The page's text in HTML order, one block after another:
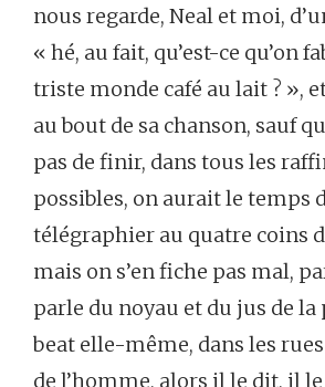
nous regarde, Neal et moi,
« hé, au fait, qu’est-ce qu’on
triste monde café au lait ? »,
au bout de sa chanson, sauf
pas de finir, dans tous les
possibles, on auraitle temps
télégraphier au quatre coins
mais on s’enfiche pas mal,
parle du noyau et du jus de la
beat elle-même, dans les rues
de l’homme, alors ille dit, ille